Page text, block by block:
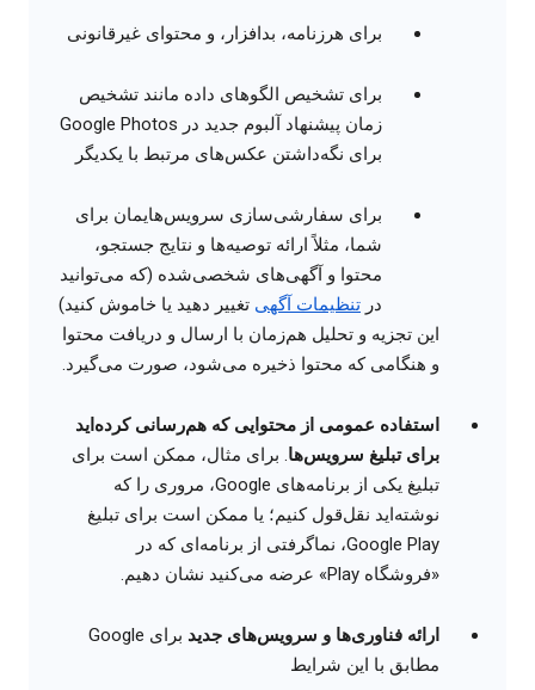
برای هرزنامه، بدافزار، و محتوای غیرقانونی
برای تشخیص الگوهای داده مانند تشخیص
زمان پیشنهاد آلبوم جدید در Google Photos
برای نگه‌داشتن عکس‌های مرتبط با یکدیگر
برای سفارشی‌سازی سرویس‌هایمان برای
شما، مثلاً ارائه توصیه‌ها و نتایج جستجو،
محتوا و آگهی‌های شخصی‌شده (که می‌توانید
در تنظیمات آگهی تغییر دهید یا خاموش کنید)
این تجزیه و تحلیل هم‌زمان با ارسال و دریافت محتوا
و هنگامی که محتوا ذخیره می‌شود، صورت می‌گیرد.
استفاده عمومی از محتوایی که هم‌رسانی کرده‌اید
برای تبلیغ سرویس‌ها. برای مثال، ممکن است برای
تبلیغ یکی از برنامه‌های Google، مروری را که
نوشته‌اید نقل‌قول کنیم؛ یا ممکن است برای تبلیغ
Google Play، نماگرفتی از برنامه‌ای که در
«فروشگاه Play» عرضه می‌کنید نشان دهیم.
ارائه فناوری‌ها و سرویس‌های جدید
برای Google
مطابق با این شرایط